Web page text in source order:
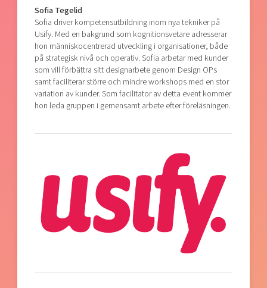
Sofia Tegelid
Sofia driver kompetensutbildning inom nya tekniker på
Usify. Med en bakgrund som kognitionsvetare adresserar
hon människocentrerad utveckling i organisationer, både
på strategisk nivå och operativ. Sofia arbetar med kunder
som vill förbättra sitt designarbete genom Design OPs
samt faciliterar större och mindre workshops med en stor
variation av kunder. Som facilitator av detta event kommer
hon leda gruppen i gemensamt arbete efter föreläsningen.